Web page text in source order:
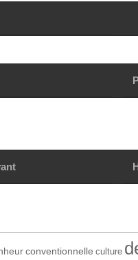
conventionnelle culture